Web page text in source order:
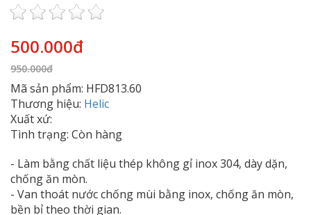
500.000đ
950.000đ
Mã sản phẩm: HFD813.60
Thương hiệu: Helic
Xuất xứ:
Tình trạng: Còn hàng
- Làm bằng chất liệu thép không gỉ inox 304, dày dặn,
chống ăn mòn.
- Van thoát nước chống mùi bằng inox, chống ăn mòn,
bền bỉ theo thời gian.